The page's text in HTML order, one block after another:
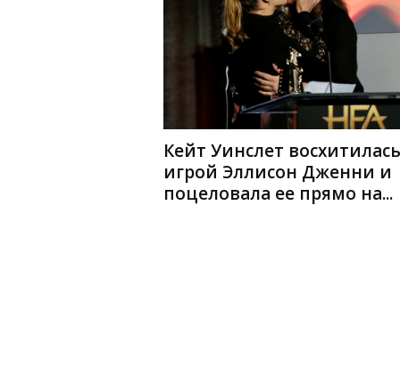
Кейт Уинслет восхитилась
игрой Эллисон Дженни и
поцеловала ее прямо на...